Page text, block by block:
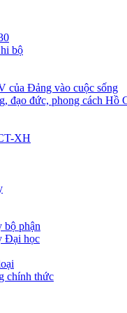
bộ
Đảng vào cuộc sống
đạo đức, phong cách Hồ
XH
bộ phận
Đại học
chính thức